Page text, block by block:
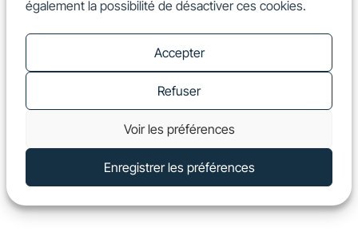
également la possibilité de désactiver ces cookies.
Accepter
Refuser
Voir les préférences
Enregistrer les préférences